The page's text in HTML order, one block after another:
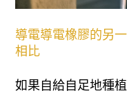
導電導電橡膠的另
相比
如果自給自足地種